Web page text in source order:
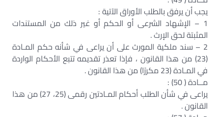
يجب أن يرفق بالطلب الأوراق الآتية :
1 – الإشهاد الشرعى أو الحكم أو غير ذلك من المستندات
المثبتة لحق الإرث .
2 – سند ملكية المورث على أن يراعى في شأنه حكم المـادة
(23) من هذا القانون ، فإذا تعذر تقديمه تتبع الأحكام الواردة
في المـادة (23 مكررًا) من هذا القانون .
مــادة ( 50) :
يراعى في شأن الطلب أحكام المـادتين رقمى (25، 27) من هذا
القانون .